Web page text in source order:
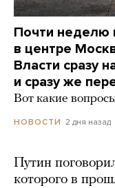
Почти неделю
в центре
Власти сразу
и сразу же
Вот какие
НОВОСТИ 2 дня назад
Путин
которого в